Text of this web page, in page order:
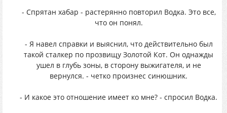
- Спрятан хабар - растерянно повторил Водка. Это все,
что он понял.
- Я навел справки и выяснил, что действительно был
такой сталкер по прозвищу Золотой Кот. Он однажды
ушел в глубь зоны, в сторону выжигателя, и не
вернулся. - четко произнес синюшник.
- И какое это отношение имеет ко мне? - спросил Водка.